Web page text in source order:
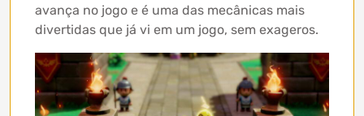
avança no jogo e é uma das mecânicas mais
divertidas que já vi em um jogo, sem exageros.